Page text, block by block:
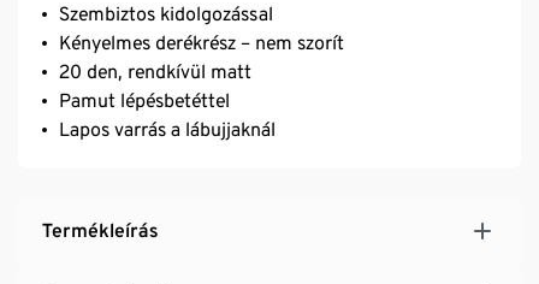
Szembiztos kidolgozással
Kényelmes derékrész – nem szorít
20 den, rendkívül matt
Pamut lépésbetéttel
Lapos varrás a lábujjaknál
Termékleírás